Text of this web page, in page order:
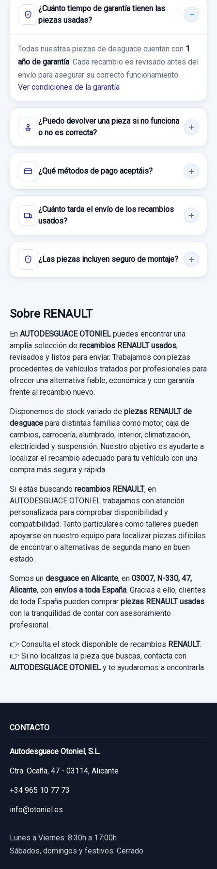
RENAULT CAPTUR LUXE
Garantía 1 año
25,00 €
Sin IVA, gastos de envío no incluidos.
Consultar por whatsapp
ELEVALUNAS TRASERO DERECHO 2 PIN
usado.
RENAULT CAPTUR LUXE
Garantía 1 año
90,00 €
Sin IVA, gastos de envío no incluidos.
Consultar por whatsapp
4 PIN usado.
RENAULT CAPTUR LUXE
Garantía 1 año
Ref:680712
40,00 €
CENTRALITA MOTOR UCE 237108770R
A2C11171300 876755291
CENTRALITA MOTOR UCE 237108770R...
usado.
RENAULT CAPTUR LUXE
Garantía 1 año
79,33 €
Consultar por whatsapp
MANDO INTERMITENTES 255675887R
MANDO INTERMITENTES 255675887R
usado.
RENAULT CAPTUR LUXE
Garantía 1 año
Ref:785606 OEM:255675887R
20,00 €
Sin IVA, gastos de envío no incluidos.
Consultar por whatsapp
PARASOL IZQUIERDO 964010028R usado.
RENAULT CAPTUR LUXE
10,74 €
Sin IVA, gastos de envío no incluidos.
Consultar por whatsapp
ASIENTO DELANTERO DERECHO CON AIRBAG
ASIENTO DELANTERO DERECHO CON
AIRBAG usado.
RENAULT CAPTUR LUXE
Garantía 1 año
Sin IVA, gastos de envío no incluidos.
Consultar por whatsapp
SERVOFRENO 472103202R TRW
RENAULT CAPTUR LUXE
Garantía 1 año
Ref:785511 OEM:472103202R
Sin IVA, gastos de envío no incluidos.
PALANCA FRENO DE MANO 360103432R
PALANCA FRENO DE MANO 360103432R
usado.
RENAULT CAPTUR LUXE
Garantía 1 año
Ref: 785726 OEM: 360103432R
28,92 €
Sin IVA, gastos de envío no incluidos.
Consultar por whatsapp
AMORTIGUADOR TRASERO DERECHO
AMORTIGUADOR TRASERO DERECHO...
usado.
14,87 €
¿Cuánto tiempo de garantía tienen las
piezas usadas?
Todas nuestras piezas de desguace cuentan con 1
año de garantía. Cada recambio es revisado antes del
envío para asegurar su correcto funcionamiento.
Ver condiciones de la garantía
¿Puedo devolver una pieza si no funciona
o no es correcta?
¿Qué métodos de pago aceptáis?
¿Cuánto tarda el envío de los recambios
usados?
¿Las piezas incluyen seguro de montaje?
Sobre RENAULT
En AUTODESGUACE OTONIELpuedes encontrar una
amplia selección de recambios RENAULT usados,
revisados y listos para enviar. Trabajamos con piezas
procedentes de vehículos tratados por profesionales para
ofrecer una alternativa fiable, económica y con garantía
frente al recambio nuevo.
Disponemos de stock variado de piezas RENAULT de
desguace para distintas familias como motor, caja de
cambios, carrocería, alumbrado, interior, climatización,
electricidad y suspensión. Nuestro objetivo es ayudarte a
localizar el recambio adecuado para tu vehículo con una
compra más segura y rápida.
Si estás buscando recambios RENAULT, en
AUTODESGUACE OTONIEL trabajamos con atención
personalizada para comprobar disponibilidad y
compatibilidad. Tanto particulares como talleres pueden
apoyarse en nuestro equipo para localizar piezas difíciles
de encontrar o alternativas de segunda mano en buen
estado.
Somos un desguace en Alicante, en 03007, N-330, 47,
Alicante, con envíos a toda España. Gracias a ello, clientes
de toda España pueden comprar piezas RENAULT usadas
con la tranquilidad de contar con asesoramiento
profesional.
👉 Consulta el stock disponible de recambios RENAULT.
👉 Si no localizas la pieza que buscas, contacta con
AUTODESGUACE OTONIELy te ayudaremos a encontrarla.
CONTACTO
Autodesguace Otoniel, S.L.
Ctra. Ocaña, 47 - 03114, Alicante
+34 965 10 77 73
info@otoniel.es
Lunes a Viernes: 8:30h a 17:00h
Sábados, domingos y festivos: Cerrado